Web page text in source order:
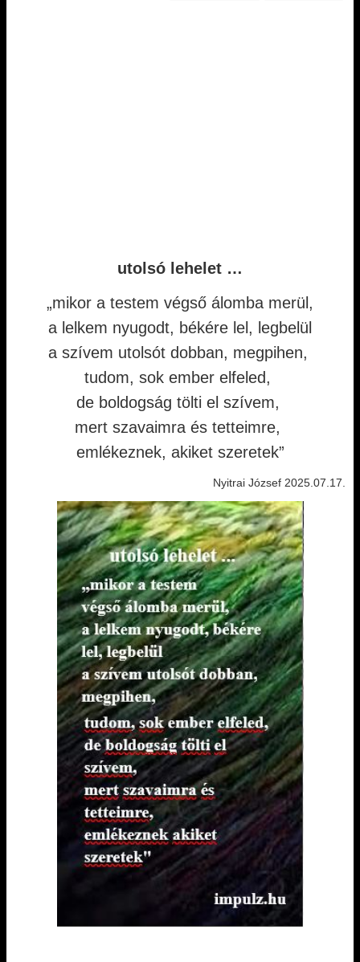
utolsó lehelet …
„mikor a testem végső álomba merül,
a lelkem nyugodt, békére lel, legbelül
a szívem utolsót dobban, megpihen,
tudom, sok ember elfeled,
de boldogság tölti el szívem,
mert szavaimra és tetteimre,
emlékeznek, akiket szeretek”
Nyitrai József 2025.07.17.